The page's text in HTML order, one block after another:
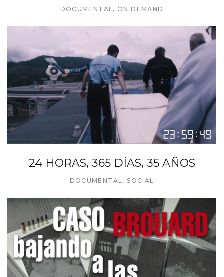
DOCUMENTAL , ON DEMAND
24 HORAS, 365 DÍAS, 35 AÑOS
DOCUMENTAL,SOCIAL